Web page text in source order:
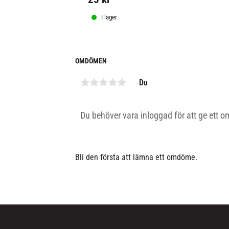
I lager
OMDÖMEN
Du
Bli den första att lämna ett omdöme.